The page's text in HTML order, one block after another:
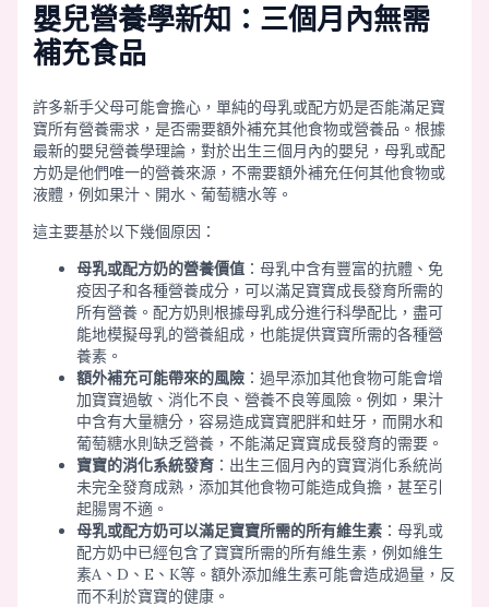
嬰兒營養學新知：三個月內無需
補充食品
許多新手父母可能會擔心，單純的母乳或配方奶是否能滿足寶
寶所有營養需求，是否需要額外補充其他食物或營養品。根據
最新的嬰兒營養學理論，對於出生三個月內的嬰兒，母乳或配
方奶是他們唯一的營養來源，不需要額外補充任何其他食物或
液體，例如果汁、開水、葡萄糖水等。
這主要基於以下幾個原因：
母乳或配方奶的營養價值：母乳中含有豐富的抗體、免
疫因子和各種營養成分，可以滿足寶寶成長發育所需的
所有營養。配方奶則根據母乳成分進行科學配比，盡可
能地模擬母乳的營養組成，也能提供寶寶所需的各種營
養素。
額外補充可能帶來的風險：過早添加其他食物可能會增
加寶寶過敏、消化不良、營養不良等風險。例如，果汁
中含有大量糖分，容易造成寶寶肥胖和蛀牙，而開水和
葡萄糖水則缺乏營養，不能滿足寶寶成長發育的需要。
寶寶的消化系統發育：出生三個月內的寶寶消化系統尚
未完全發育成熟，添加其他食物可能造成負擔，甚至引
起腸胃不適。
母乳或配方奶可以滿足寶寶所需的所有維生素：母乳或
配方奶中已經包含了寶寶所需的所有維生素，例如維生
素A、D、E、K等。額外添加維生素可能會造成過量，反
而不利於寶寶的健康。